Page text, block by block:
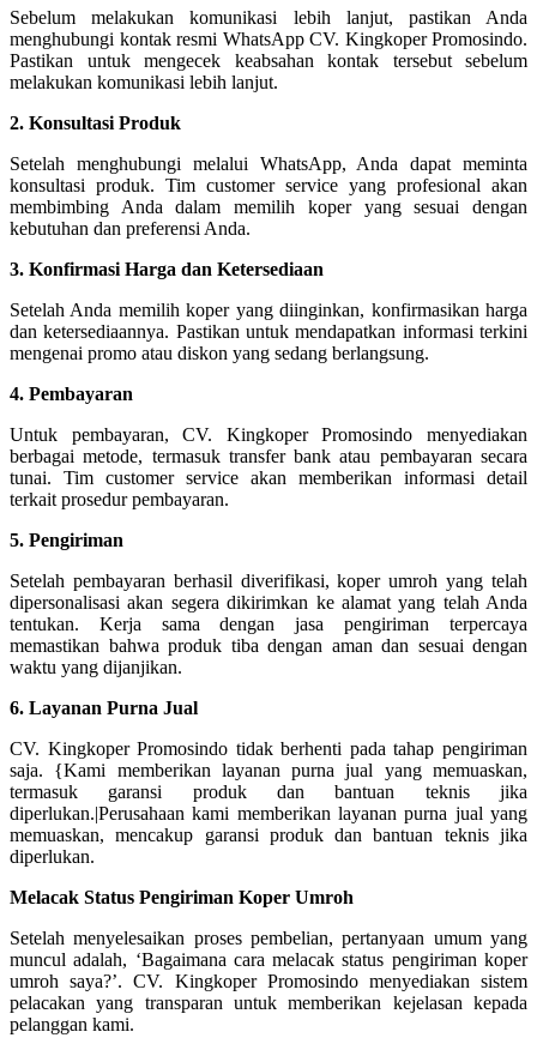
Sebelum melakukan komunikasi lebih lanjut, pastikan Anda
menghubungi kontak resmi WhatsApp CV. Kingkoper Promosindo.
Pastikan untuk mengecek keabsahan kontak tersebut sebelum
melakukan komunikasi lebih lanjut.
2. Konsultasi Produk
Setelah menghubungi melalui WhatsApp, Anda dapat meminta
konsultasi produk. Tim customer service yang profesional akan
membimbing Anda dalam memilih koper yang sesuai dengan
kebutuhan dan preferensi Anda.
3. Konfirmasi Harga dan Ketersediaan
Setelah Anda memilih koper yang diinginkan, konfirmasikan harga
dan ketersediaannya. Pastikan untuk mendapatkan informasi terkini
mengenai promo atau diskon yang sedang berlangsung.
4. Pembayaran
Untuk pembayaran, CV. Kingkoper Promosindo menyediakan
berbagai metode, termasuk transfer bank atau pembayaran secara
tunai. Tim customer service akan memberikan informasi detail
terkait prosedur pembayaran.
5. Pengiriman
Setelah pembayaran berhasil diverifikasi, koper umroh yang telah
dipersonalisasi akan segera dikirimkan ke alamat yang telah Anda
tentukan. Kerja sama dengan jasa pengiriman terpercaya
memastikan bahwa produk tiba dengan aman dan sesuai dengan
waktu yang dijanjikan.
6. Layanan Purna Jual
CV. Kingkoper Promosindo tidak berhenti pada tahap pengiriman
saja. {Kami memberikan layanan purna jual yang memuaskan,
termasuk garansi produk dan bantuan teknis jika
diperlukan.|Perusahaan kami memberikan layanan purna jual yang
memuaskan, mencakup garansi produk dan bantuan teknis jika
diperlukan.
Melacak Status Pengiriman Koper Umroh
Setelah menyelesaikan proses pembelian, pertanyaan umum yang
muncul adalah, ‘Bagaimana cara melacak status pengiriman koper
umroh saya?’. CV. Kingkoper Promosindo menyediakan sistem
pelacakan yang transparan untuk memberikan kejelasan kepada
pelanggan kami.